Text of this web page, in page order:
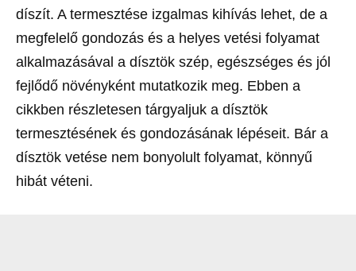
díszít. A termesztése izgalmas kihívás lehet, de a
megfelelő gondozás és a helyes vetési folyamat
alkalmazásával a dísztök szép, egészséges és jól
fejlődő növényként mutatkozik meg. Ebben a
cikkben részletesen tárgyaljuk a dísztök
termesztésének és gondozásának lépéseit. Bár a
dísztök vetése nem bonyolult folyamat, könnyű
hibát véteni.